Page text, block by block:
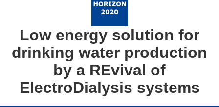
Low energy solution for
drinking water production
by a REvival of
ElectroDialysis systems